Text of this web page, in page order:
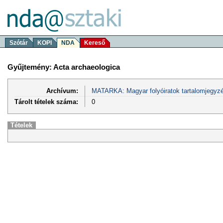
Szótár KOPI NDA Kereső
Gyűjtemény: Acta archaeologica
Archívum:
MATARKA: Magyar folyóiratok
Tárolt tételek száma:
0
Tételek